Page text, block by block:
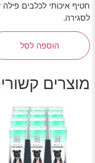
חטיף איכותי לכלבים
לסגירה.
הוספה לסל
מוצרים